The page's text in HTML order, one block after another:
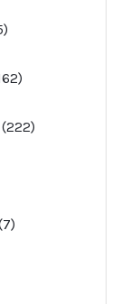
produkter
produkter
222
produkter
7
produkter